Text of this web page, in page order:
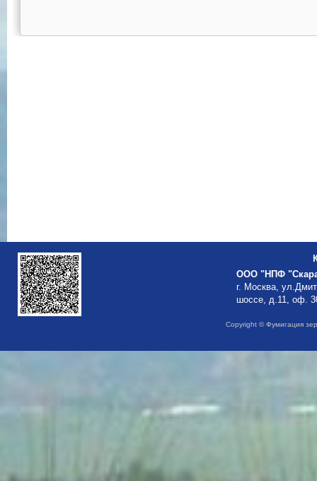
ООО "НПФ
г. Москва,
шоссе, д.11, оф.
Copyright © Фумигация